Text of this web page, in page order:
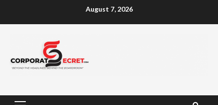
August 7, 2026